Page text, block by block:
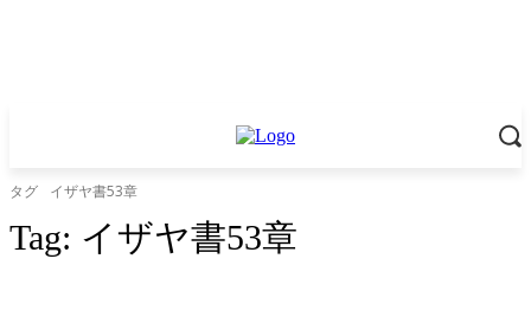
タグ イザヤ書53章
Tag: イザヤ書53章